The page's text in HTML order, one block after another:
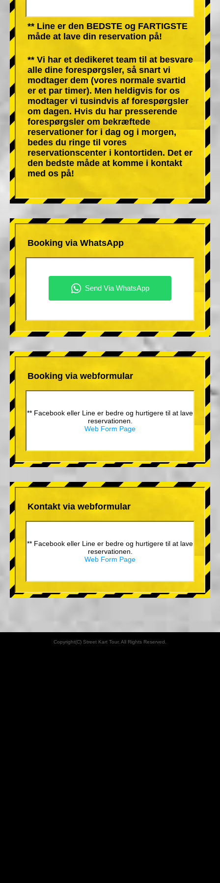
** Line er den BEDSTE og FARTIGSTE
måde at lave din reservation på!
** Vi har et dedikeret team til at besvare
alle dine forespørgsler, så snart vi
modtager dem (vores normale svartid
er et par timer). Men heldigvis for os
modtager vi tusindvis af forespørgsler
om dagen. Hvis du har presserende
forespørgsler om bekræftede
reservationer for i dag og i morgen,
bedes du ringe til vores
reservationscenter i kontortiden. Det er
den bedste måde at komme i kontakt
med os på!
Booking via WhatsApp
Booking via webformular
** Facebook eller Line er bedre og hurtigere til at lave
reservationen.
Web Form Page
Kontakt via webformular
** Facebook eller Line er bedre og hurtigere til at lave
reservationen.
Web Form Page
Copyright(C) Street Kart Tour. All Rights Reserved.